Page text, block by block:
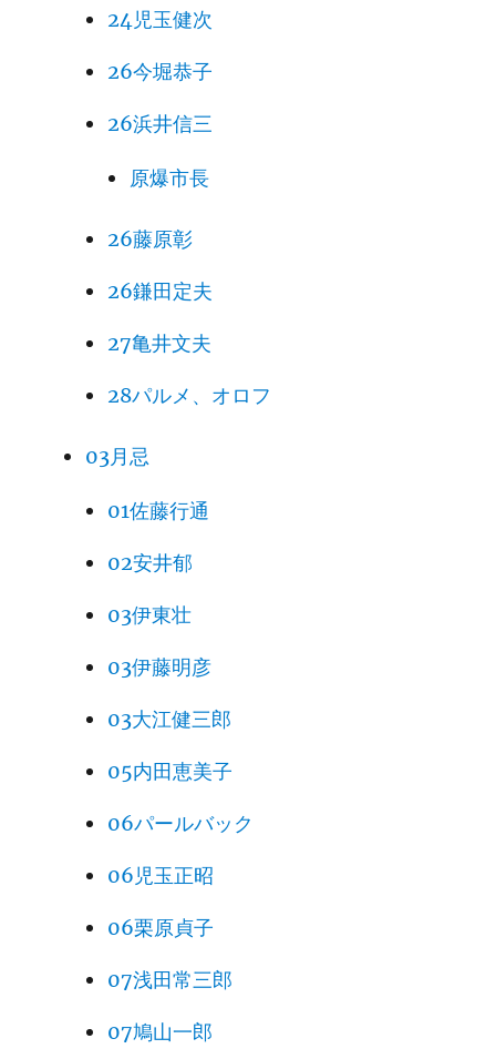
24児玉健次
26今堀恭子
26浜井信三
原爆市長
26藤原彰
26鎌田定夫
27亀井文夫
28パルメ、オロフ
03月忌
01佐藤行通
02安井郁
03伊東壮
03伊藤明彦
03大江健三郎
05内田恵美子
06パールバック
06児玉正昭
06栗原貞子
07浅田常三郎
07鳩山一郎